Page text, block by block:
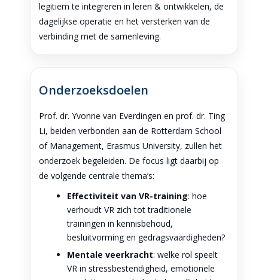
legitiem te integreren in leren & ontwikkelen, de
dagelijkse operatie en het versterken van de
verbinding met de samenleving.
Onderzoeksdoelen
Prof. dr. Yvonne van Everdingen en prof. dr. Ting
Li, beiden verbonden aan de Rotterdam School
of Management, Erasmus University, zullen het
onderzoek begeleiden. De focus ligt daarbij op
de volgende centrale thema’s:
Effectiviteit van VR-training: hoe
verhoudt VR zich tot traditionele
trainingen in kennisbehoud,
besluitvorming en gedragsvaardigheden?
Mentale veerkracht: welke rol speelt
VR in stressbestendigheid, emotionele